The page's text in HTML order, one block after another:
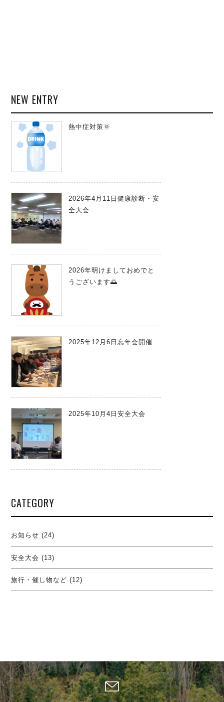
NEW ENTRY
熱中症対策🌞
2026年4月11日健康診断・安
全大会
2026年明けましておめでと
うございます🌅
2025年12月6日忘年会開催
2025年10月4日安全大会
CATEGORY
お知らせ (24)
安全大会 (13)
旅行・催し物など (12)